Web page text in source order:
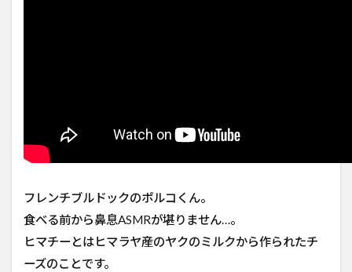
フレンチブルドックのポルコくん。
食べる前から鼻息ASMRが堪りません…。
ヒマチーとはヒマラヤ産のヤクのミルクから作られたチ
ーズのことです。